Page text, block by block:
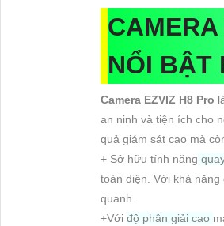
NỔI BẬT
Camera EZVIZ H8 Pro
an ninh và tiện ích cho
quả giám sát cao mà
+ Sở hữu tính năng
toàn diện. Với khả
quanh.
+Với độ phân giải cao